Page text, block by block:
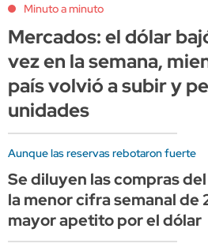
Minuto a minuto
Mercados: el dólar
vez en la semana,
país volvió a subir y
unidades
Aunque las reservas rebotaron fuerte
Se diluyen las compras
la menor cifra semanal de
mayor apetito por el dólar